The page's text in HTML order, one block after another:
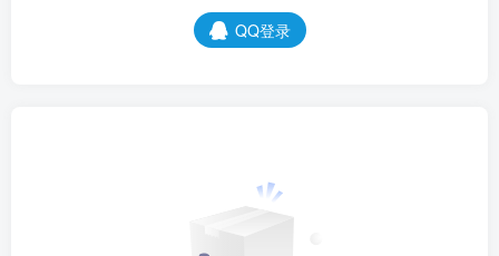
QQ登录